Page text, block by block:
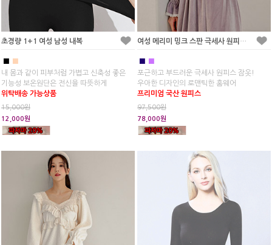
초경량 1+1 여성 남성 내복
■
내 몸과 같이 피부처럼 가볍고 신축성 좋은
기능성 보온원단은 전신을 따뜻하게
위탁배송 가능상품
15,000원
12,000원
여성 메리미 밍크 스판 극세사 원피스 잠옷(2C)
■
포근하고 부드러운 극세사 원피스 잠옷!
우아한 디자인의 로맨틱한 홈웨어
프리미엄 국산 원피스
97,500원
78,000원